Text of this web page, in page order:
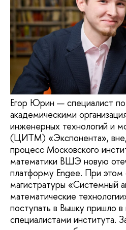
Егор Юрин — специалист
академическими
инженерных технологий и
(ЦИТМ) «Экспонента»,
процесс Московского
математики ВШЭ новую
платформу Engee. При этом
магистратуры «Системный
математические
поступать в Вышку пришло
специалистами института.